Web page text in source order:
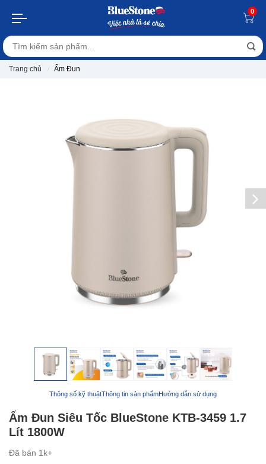
0
Trang chủ Ấm Đun
Thông số kỹ thuậtThông tin sản phẩmHướng dẫn sử dụng
Ấm Đun Siêu Tốc BlueStone KTB-3459 1.7
Lít 1800W
Đã bán 1k+